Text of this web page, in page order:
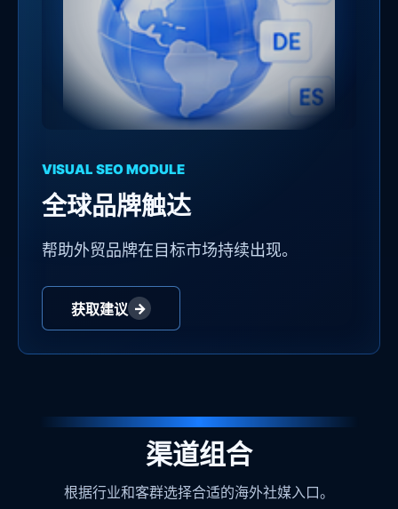
VISUAL SEO MODULE
全球品牌触达
帮助外贸品牌在目标市场持续出现。
获取建议 →
渠道组合
根据行业和客群选择合适的海外社媒入口。